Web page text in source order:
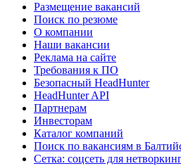
Размещение вакансий
Поиск по резюме
О компании
Наши вакансии
Реклама на сайте
Требования к ПО
Безопасный HeadHunter
HeadHunter API
Партнерам
Инвесторам
Каталог компаний
Поиск по вакансиям в
Сетка: соцсеть для